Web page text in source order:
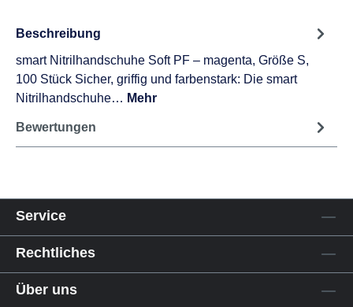
Beschreibung
smart Nitrilhandschuhe Soft PF – magenta, Größe S,
100 Stück Sicher, griffig und farbenstark: Die smart
Nitrilhandschuhe… Mehr
Bewertungen
Service
Rechtliches
Über uns